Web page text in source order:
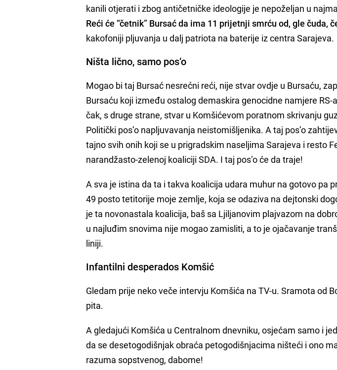
kanili otjerati i zbog antičetničke ideologije je nepoželjan u
Reći će “četnik” Bursać da ima 11 prijetnji smrću od, gle čuda,
kakofoniji pljuvanja u dalj patriota na baterije iz centra Sarajeva.
Ništa lično, samo pos’o
Mogao bi taj Bursać nesrećni reći, nije stvar ovdje u Bursaću,
Bursaću koji između ostalog demaskira genocidne namjere
čak, s druge strane, stvar u Komšićevom poratnom skrivanju
Politički pos’o napljuvavanja neistomišljenika. A taj pos’o
tajno svih onih koji se u prigradskim naseljima Sarajeva i resto
narandžasto-zelenoj koaliciji SDA. I taj pos’o će da traje!
A sva je istina da ta i takva koalicija udara muhur na gotovo pa
49 posto tetitorije moje zemlje, koja se odaziva na dejtonski
je ta novonastala koalicija, baš sa Ljiljanovim plajvazom na
u najluđim snovima nije mogao zamisliti, a to je ojačavanje
liniji.
Infantilni desperados Komšić
Gledam prije neko veče intervju Komšića na TV-u. Sramota od
pita.
A gledajući Komšića u Centralnom dnevniku, osjećam samo i
da se desetogodišnjak obraća petogodišnjacima ništeći i ono
razuma sopstvenog, dabome!